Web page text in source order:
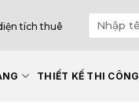
tích thuê
THIẾT KẾ THI CÔNG